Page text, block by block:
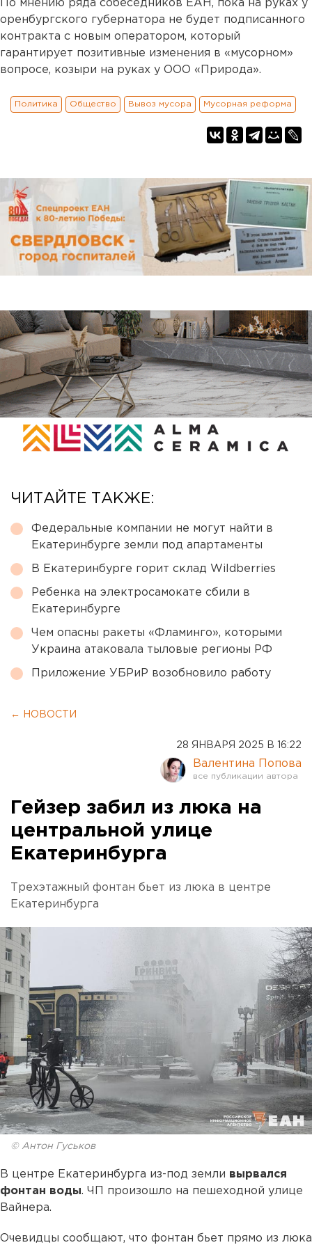
По мнению ряда собеседников ЕАН, пока на руках у
оренбургского губернатора не будет подписанного
контракта с новым оператором, который
гарантирует позитивные изменения в «мусорном»
вопросе, козыри на руках у ООО «Природа».
Политика Общество Вывоз мусора Мусорная реформа
ЧИТАЙТЕ ТАКЖЕ:
Федеральные компании не могут найти в
Екатеринбурге земли под апартаменты
В Екатеринбурге горит склад Wildberries
Ребенка на электросамокате сбили в
Екатеринбурге
Чем опасны ракеты «Фламинго», которыми
Украина атаковала тыловые регионы РФ
Приложение УБРиР возобновило работу
← НОВОСТИ
28 ЯНВАРЯ 2025 В 16:22
Валентина Попова
Гейзер забил из люка на
центральной улице
Екатеринбурга
Трехэтажный фонтан бьет из люка в центре
Екатеринбурга
© Антон Гуськов
В центре Екатеринбурга из-под земли вырвался
фонтан воды. ЧП произошло на пешеходной улице
Вайнера.
Очевидцы сообщают, что фонтан бьет прямо из люка